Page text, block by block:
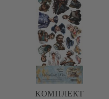
КОМПЛЕКТ